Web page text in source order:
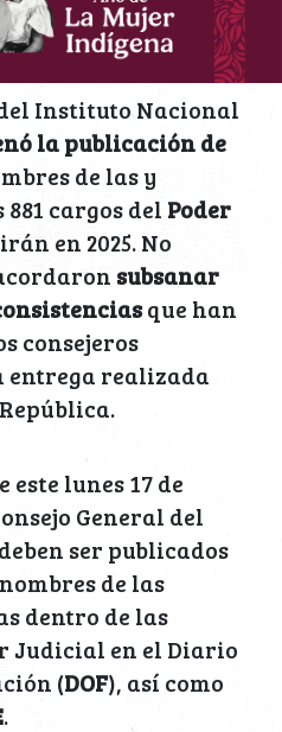
Instituto Nacional
la publicación de
de las y
881 cargos del Poder
en 2025. No
subsanar
que han
consejeros
entrega realizada
este lunes 17 de
General del
ser publicados
de las
dentro de las
Judicial en el Diario
(DOF), así como
.